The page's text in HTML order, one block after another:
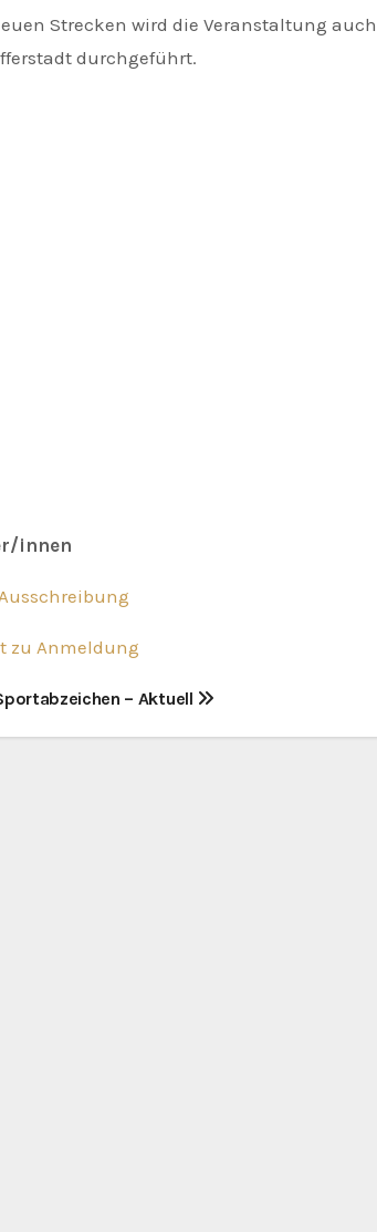
Strecken wird die Veranstaltung
durchgeführt.
innen
zu Anmeldung
– Aktuell